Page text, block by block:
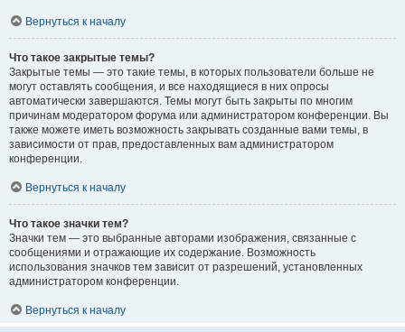
Вернуться к началу
Что такое закрытые темы?
Закрытые темы — это такие темы, в которых пользователи больше не
могут оставлять сообщения, и все находящиеся в них опросы
автоматически завершаются. Темы могут быть закрыты по многим
причинам модератором форума или администратором конференции. Вы
также можете иметь возможность закрывать созданные вами темы, в
зависимости от прав, предоставленных вам администратором
конференции.
Вернуться к началу
Что такое значки тем?
Значки тем — это выбранные авторами изображения, связанные с
сообщениями и отражающие их содержание. Возможность
использования значков тем зависит от разрешений, установленных
администратором конференции.
Вернуться к началу